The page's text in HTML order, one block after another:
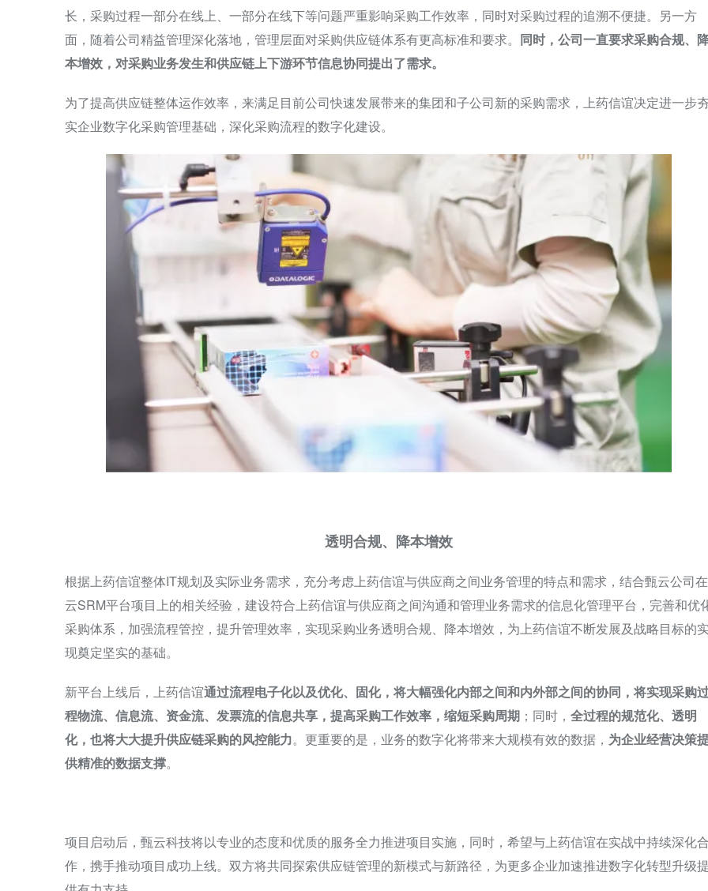
长，采购过程一部分在线上、一部分在线下等问题严重影响采购工作效率，同时对采购过程的追溯不便捷。另一方
面，随着公司精益管理深化落地，管理层面对采购供应链体系有更高标准和要求。 同时，公司一直要求采购合规、
本增效，对采购业务发生和供应链上下游环节信息协同提出了需求。
为了提高供应链整体运作效率，来满足目前公司快速发展带来的集团和子公司新的采购需求，上药信谊决定进一步
实企业数字化采购管理基础，深化采购流程的数字化建设。
透明合规、降本增效
根据上药信谊整体IT规划及实际业务需求，充分考虑上药信谊与供应商之间业务管理的特点和需求，结合甄云公司在
云SRM平台项目上的相关经验，建设符合上药信谊与供应商之间沟通和管理业务需求的信息化管理平台，完善和优
采购体系，加强流程管控，提升管理效率，实现采购业务透明合规、降本增效，为上药信谊不断发展及战略目标的
现奠定坚实的基础。
新平台上线后，上药信谊通过流程电子化以及优化、固化，将大幅强化内部之间和内外部之间的协同，将实现采购
程物流、信息流、资金流、发票流的信息共享，提高采购工作效率，缩短采购周期 ；同时， 全过程的规范化、透明
化，也将大大提升供应链采购的风控能力。更重要的是，业务的数字化将带来大规模有效的数据， 为企业经营决策
供精准的数据支撑。
项目启动后，甄云科技将以专业的态度和优质的服务全力推进项目实施，同时，希望与上药信谊在实战中持续深化
作，携手推动项目成功上线。双方将共同探索供应链管理的新模式与新路径，为更多企业加速推进数字化转型升级